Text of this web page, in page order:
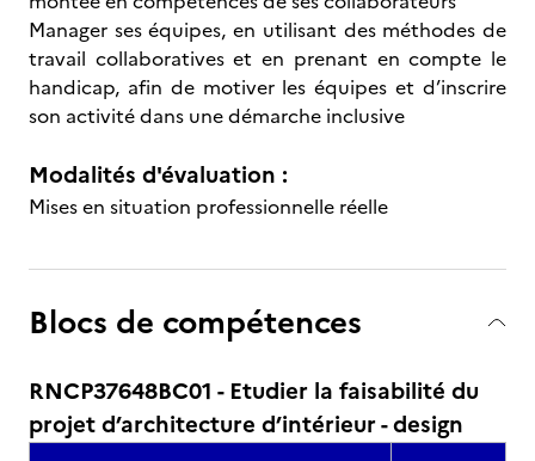
Manager ses équipes, en utilisant des méthodes de
travail collaboratives et en prenant en compte le
handicap, afin de motiver les équipes et d’inscrire
son activité dans une démarche inclusive
Modalités d'évaluation :
Mises en situation professionnelle réelle
Blocs de compétences
RNCP37648BC01 - Etudier la faisabilité du
projet d’architecture d’intérieur - design